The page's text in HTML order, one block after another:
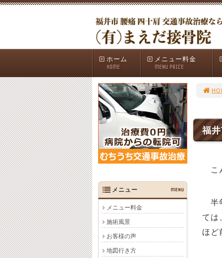
ホーム
HOME
メニュー料金
MENU PRICE
福
こ
半
ては
ほど
メニュー MENU
メニュー料金
施術風景
お客様の声
地図行き方